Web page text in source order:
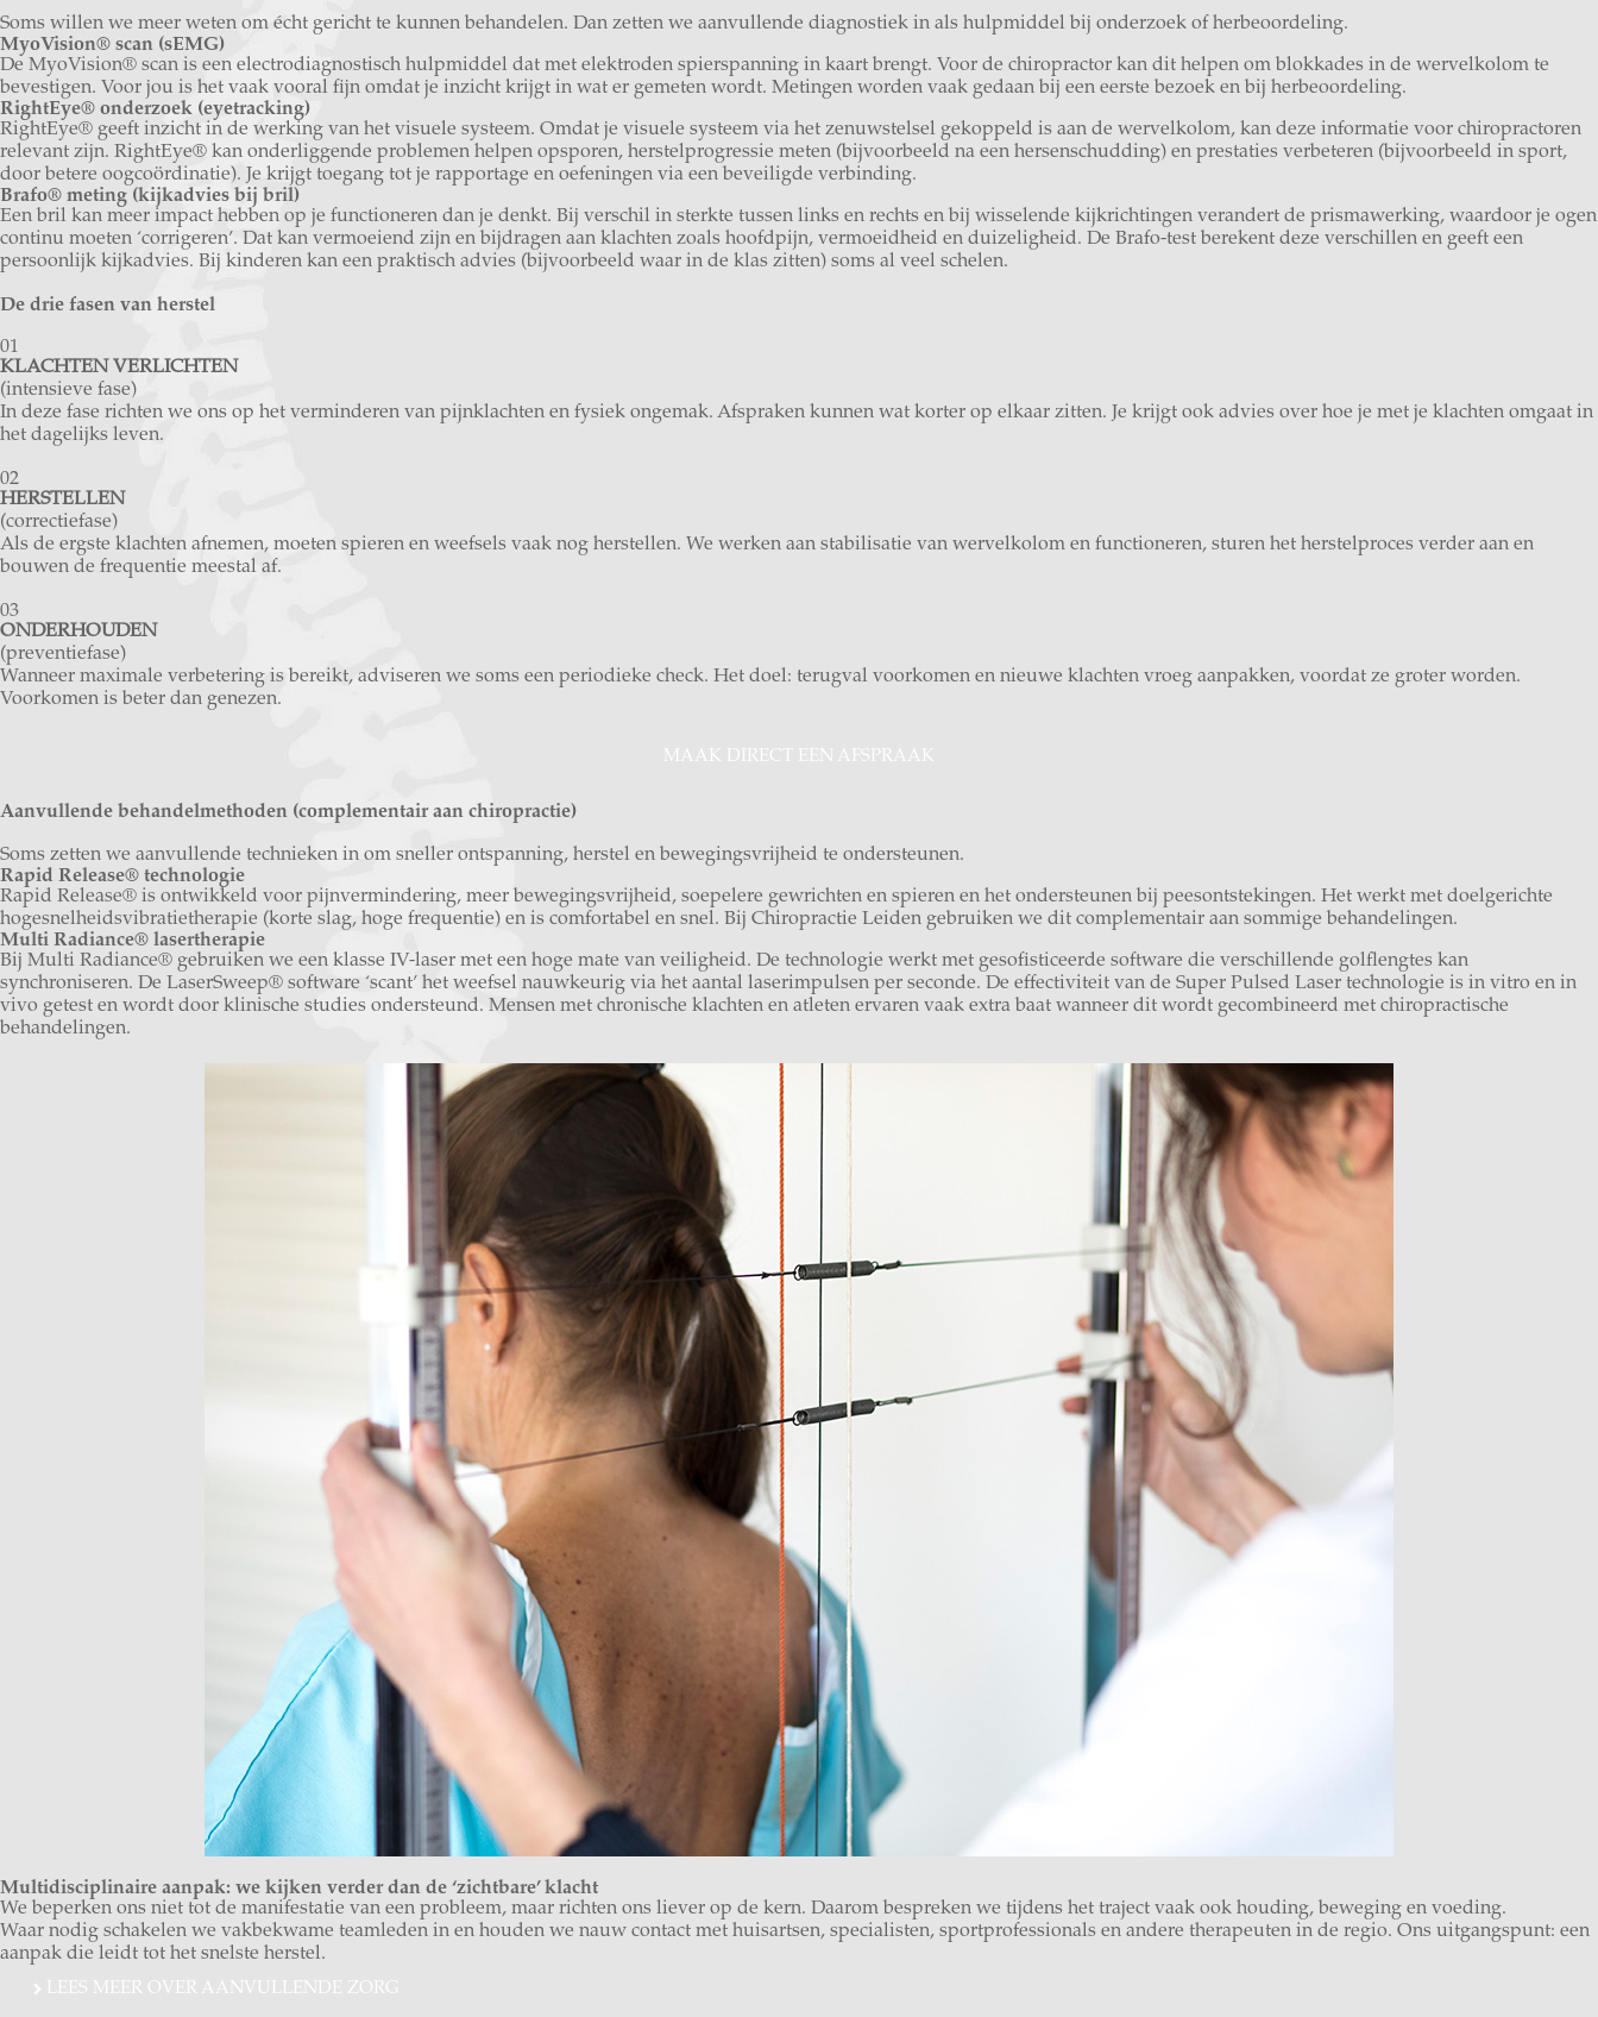
Soms willen we meer weten om écht gericht te kunnen behandelen. Dan zetten we aanvullende diagnostiek in als hulpmiddel bij onderzoek of herbeoordeling.
MyoVision® scan (sEMG)
De MyoVision® scan is een electrodiagnostisch hulpmiddel dat met elektroden spierspanning in kaart brengt. Voor de chiropractor kan dit helpen om blokkades in de wervelkolom te
bevestigen. Voor jou is het vaak vooral fijn omdat je inzicht krijgt in wat er gemeten wordt. Metingen worden vaak gedaan bij een eerste bezoek en bij herbeoordeling.
RightEye® onderzoek (eyetracking)
RightEye® geeft inzicht in de werking van het visuele systeem. Omdat je visuele systeem via het zenuwstelsel gekoppeld is aan de wervelkolom, kan deze informatie voor chiropractoren
relevant zijn. RightEye® kan onderliggende problemen helpen opsporen, herstelprogressie meten (bijvoorbeeld na een hersenschudding) en prestaties verbeteren (bijvoorbeeld in sport,
door betere oogcoördinatie). Je krijgt toegang tot je rapportage en oefeningen via een beveiligde verbinding.
Brafo® meting (kijkadvies bij bril)
Een bril kan meer impact hebben op je functioneren dan je denkt. Bij verschil in sterkte tussen links en rechts en bij wisselende kijkrichtingen verandert de prismawerking, waardoor je ogen
continu moeten ‘corrigeren’. Dat kan vermoeiend zijn en bijdragen aan klachten zoals hoofdpijn, vermoeidheid en duizeligheid. De Brafo-test berekent deze verschillen en geeft een
persoonlijk kijkadvies. Bij kinderen kan een praktisch advies (bijvoorbeeld waar in de klas zitten) soms al veel schelen.
De drie fasen van herstel
01
KLACHTEN VERLICHTEN
(intensieve fase)
In deze fase richten we ons op het verminderen van pijnklachten en fysiek ongemak. Afspraken kunnen wat korter op elkaar zitten. Je krijgt ook advies over hoe je met je klachten omgaat in
het dagelijks leven.
02
HERSTELLEN
(correctiefase)
Als de ergste klachten afnemen, moeten spieren en weefsels vaak nog herstellen. We werken aan stabilisatie van wervelkolom en functioneren, sturen het herstelproces verder aan en
bouwen de frequentie meestal af.
03
ONDERHOUDEN
(preventiefase)
Wanneer maximale verbetering is bereikt, adviseren we soms een periodieke check. Het doel: terugval voorkomen en nieuwe klachten vroeg aanpakken, voordat ze groter worden.
Voorkomen is beter dan genezen.
MAAK DIRECT EEN AFSPRAAK
Aanvullende behandelmethoden (complementair aan chiropractie)
Soms zetten we aanvullende technieken in om sneller ontspanning, herstel en bewegingsvrijheid te ondersteunen.
Rapid Release® technologie
Rapid Release® is ontwikkeld voor pijnvermindering, meer bewegingsvrijheid, soepelere gewrichten en spieren en het ondersteunen bij peesontstekingen. Het werkt met doelgerichte
hogesnelheidsvibratietherapie (korte slag, hoge frequentie) en is comfortabel en snel. Bij Chiropractie Leiden gebruiken we dit complementair aan sommige behandelingen.
Multi Radiance® lasertherapie
Bij Multi Radiance® gebruiken we een klasse IV-laser met een hoge mate van veiligheid. De technologie werkt met gesofisticeerde software die verschillende golflengtes kan
synchroniseren. De LaserSweep® software ‘scant’ het weefsel nauwkeurig via het aantal laserimpulsen per seconde. De effectiviteit van de Super Pulsed Laser technologie is in vitro en in
vivo getest en wordt door klinische studies ondersteund. Mensen met chronische klachten en atleten ervaren vaak extra baat wanneer dit wordt gecombineerd met chiropractische
behandelingen.
Multidisciplinaire aanpak: we kijken verder dan de ‘zichtbare’ klacht
We beperken ons niet tot de manifestatie van een probleem, maar richten ons liever op de kern. Daarom bespreken we tijdens het traject vaak ook houding, beweging en voeding.
Waar nodig schakelen we vakbekwame teamleden in en houden we nauw contact met huisartsen, specialisten, sportprofessionals en andere therapeuten in de regio. Ons uitgangspunt: een
aanpak die leidt tot het snelste herstel.
LEES MEER OVER AANVULLENDE ZORG